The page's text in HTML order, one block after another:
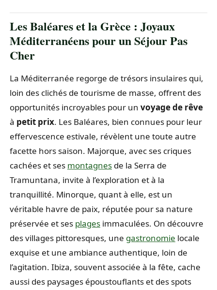
Les Baléares et la Grèce : Joyaux
Méditerranéens pour un Séjour Pas
Cher
La Méditerranée regorge de trésors insulaires qui,
loin des clichés de tourisme de masse, offrent des
opportunités incroyables pour un voyage de rêve
à petit prix. Les Baléares, bien connues pour leur
effervescence estivale, révèlent une toute autre
facette hors saison. Majorque, avec ses criques
cachées et ses montagnes de la Serra de
Tramuntana, invite à l’exploration et à la
tranquillité. Minorque, quant à elle, est un
véritable havre de paix, réputée pour sa nature
préservée et ses plages immaculées. On découvre
des villages pittoresques, une gastronomie locale
exquise et une ambiance authentique, loin de
l’agitation. Ibiza, souvent associée à la fête, cache
aussi des paysages époustouflants et des spots